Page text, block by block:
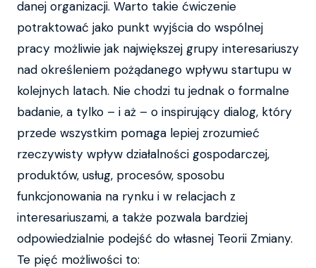
danej organizacji. Warto takie ćwiczenie
potraktować jako punkt wyjścia do wspólnej
pracy możliwie jak największej grupy interesariuszy
nad określeniem pożądanego wpływu startupu w
kolejnych latach. Nie chodzi tu jednak o formalne
badanie, a tylko – i aż – o inspirujący dialog, który
przede wszystkim pomaga lepiej zrozumieć
rzeczywisty wpływ działalności gospodarczej,
produktów, usług, procesów, sposobu
funkcjonowania na rynku i w relacjach z
interesariuszami, a także pozwala bardziej
odpowiedzialnie podejść do własnej Teorii Zmiany.
Te pięć możliwości to: